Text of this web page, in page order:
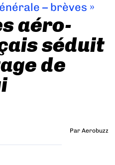
– brèves »
aéro-
séduit
de
Par Aerobuzz